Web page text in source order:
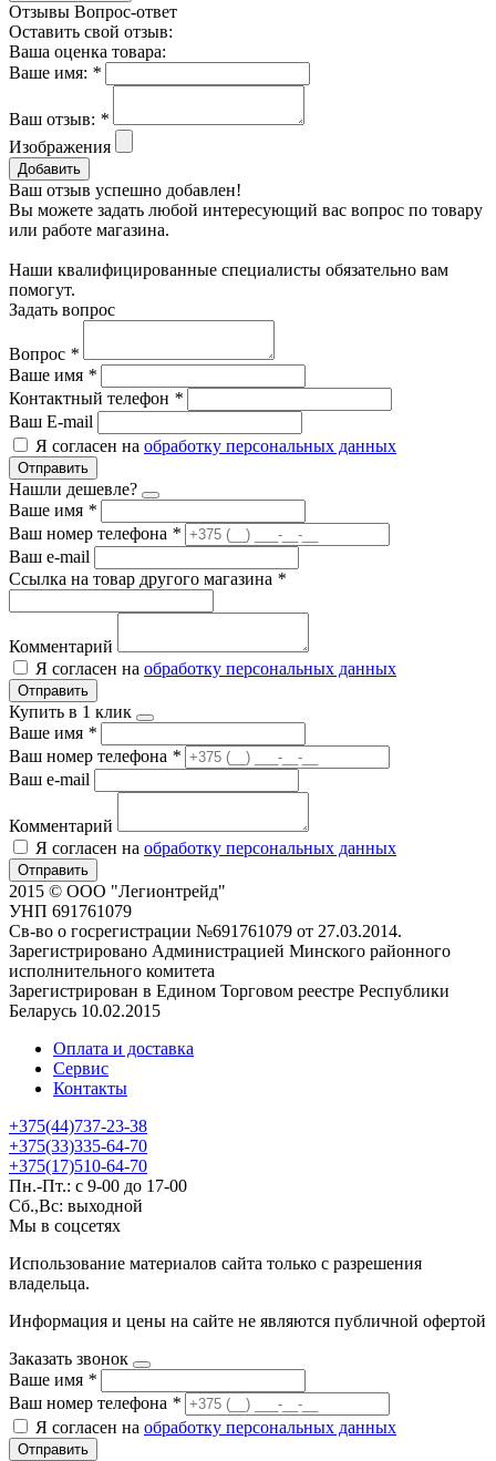
Отзывы Вопрос-ответ
Оставить свой отзыв:
Ваша оценка товара:
Ваше имя: *
Ваш отзыв: *
Изображения
Добавить
Ваш отзыв успешно добавлен!
Вы можете задать любой интересующий вас вопрос по товару
или работе магазина.
Наши квалифицированные специалисты обязательно вам
помогут.
Задать вопрос
Вопрос *
Ваше имя *
Контактный телефон *
Ваш E-mail
Я согласен на обработку персональных данных
Отправить
Нашли дешевле?
Ваше имя *
Ваш номер телефона *
Ваш e-mail
Ссылка на товар другого магазина *
Комментарий
Я согласен на обработку персональных данных
Отправить
Купить в 1 клик
Ваше имя *
Ваш номер телефона *
Ваш e-mail
Комментарий
Я согласен на обработку персональных данных
Отправить
2015 © ООО "Легионтрейд"
УНП 691761079
Св-во о госрегистрации №691761079 от 27.03.2014.
Зарегистрировано Администрацией Минского районного
исполнительного комитета
Зарегистрирован в Едином Торговом реестре Республики
Беларусь 10.02.2015
Оплата и доставка
Сервис
Контакты
+375(44)737-23-38
+375(33)335-64-70
+375(17)510-64-70
Пн.-Пт.: с 9-00 до 17-00
Сб.,Вс: выходной
Мы в соцсетях
Использование материалов сайта только с разрешения
владельца.
Информация и цены на сайте не являются публичной офертой
Заказать звонок
Ваше имя *
Ваш номер телефона *
Я согласен на обработку персональных данных
Отправить